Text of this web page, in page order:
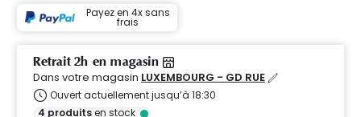
Payez en 4x sans
frais
Retrait 2h en magasin
Dans votre magasin LUXEMBOURG - GD RUE
Ouvert actuellement jusqu’à 18:30
4 produitsen stock